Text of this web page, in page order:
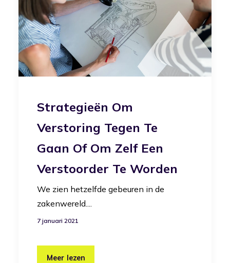
Strategieën Om
Verstoring Tegen Te
Gaan Of Om Zelf Een
Verstoorder Te Worden
We zien hetzelfde gebeuren in de
zakenwereld....
7 januari 2021
Meer lezen